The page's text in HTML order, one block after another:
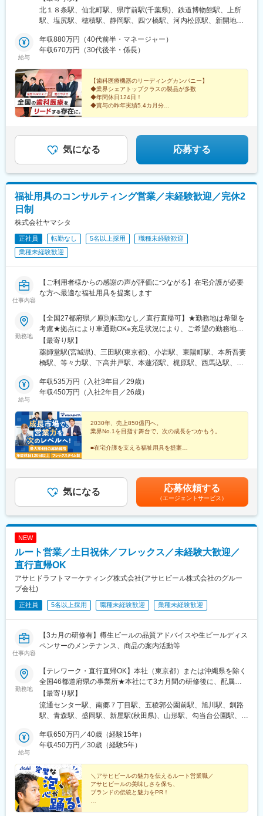
所＜東北エリア＞■盛岡営業所＜関東エリア＞■千葉営業所■さい
たま営業所■新潟営業所＜中部エリア＞■松本営業所■朝日大学内
支店■大阪第2営業所■大阪南営業所■神戸営業所■京都営業所■金沢
営業所＜中国・四国エリア＞■広島営業所■岡山営業所＜九州エリ
北１８条駅、仙北町駅、県庁前駅(千葉県)、鉄道博物館駅、上所
駅、塩尻駅、穂積駅、静岡駅、四ツ橋駅、河内松原駅、新開地
小倉駅、原爆資料館駅、二中通駅、北１２条駅、西大橋駅、中央
市場前駅、比治山下駅、大学病院駅、北１３条東駅、心斎橋駅、
給与
年収880万円（40代前半・マネージャー）
年収670万円（30代後半・係長）
【歯科医療機器のリーディングカンパニー】
◆業界シェアトップクラスの製品が多数
◆年間休日124日！
◆賞与の昨年実績5.4カ月分
気になる 応募する
福祉用具のコンサルティング営業／未経験歓迎／完休2
日制
株式会社ヤマシタ
正社員 転勤なし 5名以上採用
職種未経験歓迎
業種未経験歓迎
仕事内容
【ご利用者様からの感謝の声が評価につながる】在宅介護が必要
な方へ最適な福祉用具を提案します
勤務地
【全国27都府県／原則転勤なし／直行直帰可】★勤務地は希望を
考慮★拠点により車通勤OK※充足状況により、ご希望の勤務地で
の募集が終了している場合があります。※転居を伴う転勤の有無
は、半年ごとに希望を伺い、選択いただけます。■東北■・宮城県
（仙台市）■関東■・東京都（東京23区など）・神奈川県（横浜市
城県（水戸市）・栃木県（宇都宮市／足利市）・群馬県（前橋
市）■東海■・愛知県（名古屋市／豊田市／豊橋市／小牧市）・静
阜市）・三重県（四日市市）■信越・北陸■・長野県（長野市）・
山梨県（甲府市）・石川県（金沢市）・富山県（富山市）・福井
県（福井市）■関西■・大阪府・兵庫県（神戸市／尼崎市／姫路
市）・京都府（京都市）・奈良県（奈良市／天理市）・滋賀県
（大津市／彦根市）・和歌山県（和歌山市／田辺市）■中国■・広
九州■・福岡県（福岡市）
【最寄り駅】
薬師堂駅(宮城県)、三田駅(東京都)、小岩駅、東陽町駅、本所吾妻
橋駅、等々力駅、下高井戸駅、本蓮沼駅、梶原駅、西馬込駅、練
調布駅、田無駅、新横浜駅、上大岡駅、二俣川駅、武蔵新城駅、
鷺沼駅、湘南深沢駅、淵野辺駅、南林間駅、南浦和駅、大宮駅(埼
駅、おゆみ野駅、市川駅、動物公園駅、常陸青柳駅、駅東公園前
駅、足利駅、前橋大島駅、黄金駅(愛知県)、黒川駅(愛知県)、笠寺
駅、本山駅(愛知県)、土橋駅(愛知県)、市役所前駅(愛知県)、岩倉
駅(愛知県)、静岡駅、大岡駅(静岡県)、富士駅、藤枝駅、天竜川
駅、細畑駅、中川原駅、安茂里駅、酒折駅、西金沢駅、南富山
府)、新金岡駅、藤井寺駅、東部市場前駅、南吹田駅、大開駅、立
花駅、飾磨駅、竹田駅(京都府)、北山駅(京都府)、上桂駅、前栽
駅、尼ケ辻駅、瀬田駅(滋賀県)、ひこね芹川駅、六十谷駅、紀伊新
音町駅、木太町駅、芝公園駅、荒川車庫前駅、川越駅、東山公園
駅(愛知県)、豊橋公園前駅、上沢駅
給与
年収535万円（入社3年目／29歳）
年収450万円（入社2年目／26歳）
2030年、売上850億円へ。
業界No.1を目指す舞台で、次の成長をつかもう。
■在宅介護を支える福祉用具を提案
■20～30代活躍中
気になる 応募依頼する
（エージェントサービス）
NEW
ルート営業／土日祝休／フレックス／未経験大歓迎／
直行直帰OK
アサヒドラフトマーケティング株式会社(アサヒビール株式会社のグルー
プ会社)
正社員 5名以上採用 職種未経験歓迎 業種未経験歓迎
仕事内容
【3カ月の研修有】樽生ビールの品質アドバイスや生ビールディス
ペンサーのメンテナンス、商品の案内活動等
勤務地
【テレワーク・直行直帰OK】本社（東京都）または沖縄県を除く
全国46都道府県の事業所★本社にて3カ月間の研修後に、配属先
の事業所を決定します★全国転勤の可能性があります★関東圏・
関西圏は積極採用中です！■北海道札幌市、函館市、旭川市、釧路
市■東北エリア青森市、盛岡市、秋田市、山形市、仙台市、郡山市
田区、立川市横浜市、厚木市、千葉市、鎌ケ谷市、甲府市■中部エ
リア静岡市、新潟市、長野市、岐阜市、高山市、名古屋市、岡崎
堺市、奈良市、和歌山市、西宮市、神戸市、姫路市、京都市■中国
エリア広島市、福山市、岡山市、松江市、周南市■四国エリア高松
市、徳島市、松山市、高知市■九州エリア福岡市、北九州市、佐賀
市、長崎市、熊本市、大分市、宮崎市、鹿児島市※受動喫煙対策：
就業時間内禁煙
【最寄り駅】
流通センター駅、南郷７丁目駅、五稜郭公園前駅、旭川駅、釧路
駅、青森駅、盛岡駅、新屋駅(秋田県)、山形駅、勾当台公園駅、郡
駅、立川駅、横浜駅、初富駅、京成千葉駅、神奈川駅、本厚木
駅、甲府駅、静岡駅、新潟駅、長野駅、名鉄岐阜駅、高山駅、名
高田本山駅、渡辺橋駅、江坂駅、綾ノ町駅、新大宮駅、和歌山
駅、旧居留地・大丸前駅、久寿川駅、手柄駅、四条駅(京都市営)、
袋町駅、東福山駅、田町駅(岡山県)、松江駅、徳山駅、高松築港
駅、徳島駅、勝山町駅、大橋通駅、天神南駅、北方駅(福岡県)、佐
賀駅、桜町駅(長崎県)、西辛島町駅、大分駅、宮崎駅、高見馬場
給与
年収650万円／40歳（経験15年）
年収450万円／30歳（経験5年）
＼アサヒビールの魅力を伝えるルート営業職／
アサヒビールの美味しさを保ち、
ブランドの伝統と魅力をPR！